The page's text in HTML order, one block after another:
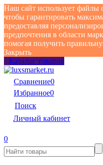
Наш сайт использует файлы
чтобы гарантировать
предоставляя
предпочтения в области
помогая получить
Закрыть
Каталог товаров
Сравнение0
Избранное0
Поиск
Личный кабинет
0